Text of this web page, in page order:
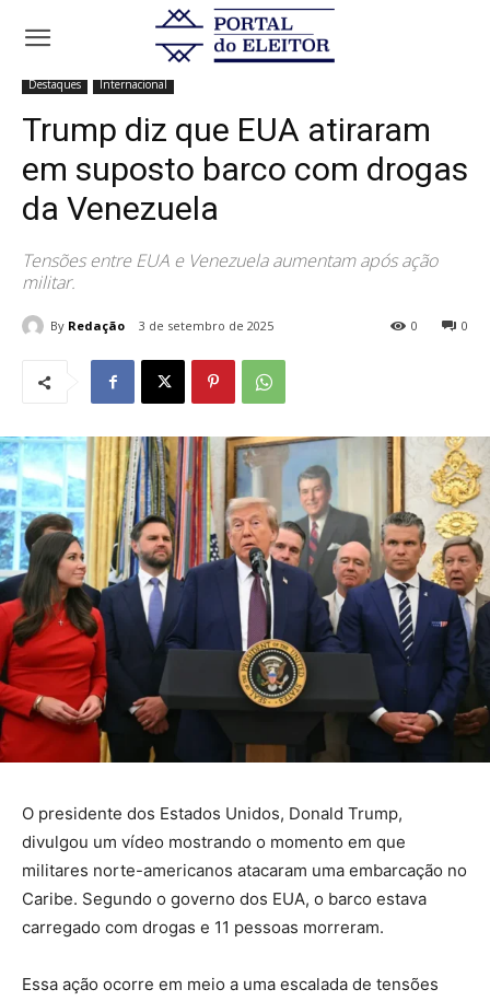
Início
Trump diz que EUA atiraram em suposto barco
com drogas da Venezuela
Destaques Internacional
Trump diz que EUA atiraram
em suposto barco com drogas
da Venezuela
Tensões entre EUA e Venezuela aumentam após ação
militar.
By Redação 3 de setembro de 2025 0
0
O presidente dos Estados Unidos, Donald Trump,
divulgou um vídeo mostrando o momento em que
militares norte-americanos atacaram uma embarcação no
Caribe. Segundo o governo dos EUA, o barco estava
carregado com drogas e 11 pessoas morreram.
Essa ação ocorre em meio a uma escalada de tensões